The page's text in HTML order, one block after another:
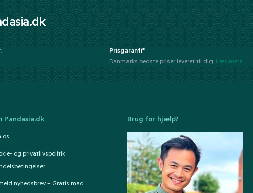
Prisgaranti*
Danmarks bedste priser leveret til dig. Læs mere
Pandasia.dk
os
og privatlivspolitik
nyhedsbrev – Gratis mad
Brug for hjælp?